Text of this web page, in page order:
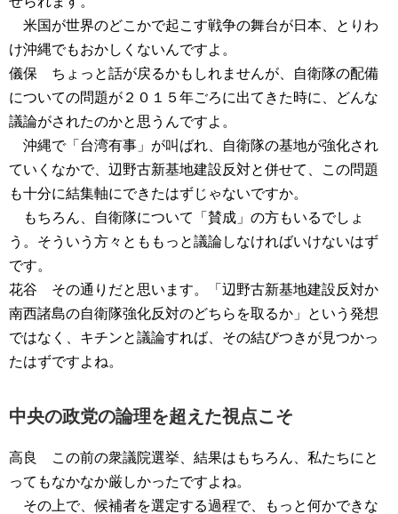
米国が世界のどこかで起こす戦争の舞台が日本、とりわ
け沖縄でもおかしくないんですよ。
儀保 ちょっと話が戻るかもしれませんが、自衛隊の配備
についての問題が２０１５年ごろに出てきた時に、どんな
議論がされたのかと思うんですよ。
沖縄で「台湾有事」が叫ばれ、自衛隊の基地が強化され
ていくなかで、辺野古新基地建設反対と併せて、この問題
も十分に結集軸にできたはずじゃないですか。
もちろん、自衛隊について「賛成」の方もいるでしょ
う。そういう方々とももっと議論しなければいけないはず
です。
花谷 その通りだと思います。「辺野古新基地建設反対か
南西諸島の自衛隊強化反対のどちらを取るか」という発想
ではなく、キチンと議論すれば、その結びつきが見つかっ
たはずですよね。
中央の政党の論理を超えた視点こそ
高良 この前の衆議院選挙、結果はもちろん、私たちにと
ってもなかなか厳しかったですよね。
その上で、候補者を選定する過程で、もっと何かできな